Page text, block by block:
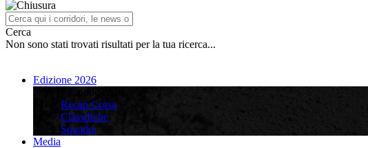
Cerca
Non sono stati trovati risultati per la tua ricerca...
Edizione 2026
Recap Corsa
Classifiche
Squadre
Media